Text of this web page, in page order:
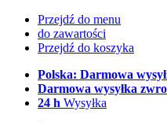
Przejdź do menu
do zawartości
Przejdź do koszyka
Polska: Darmowa
Darmowa wysyłka
24 h Wysyłka